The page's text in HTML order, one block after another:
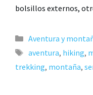
bolsillos externos,
Aventura y
aventura, hiking,
trekking, montaña,